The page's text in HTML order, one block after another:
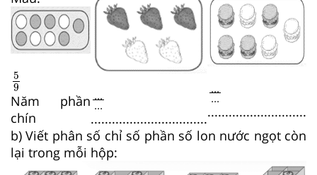
5
9
5
Năm phần
chín
...
...
......
.................................
...
...
......
............................
b) Viết phân số chỉ số phần số lon nước ngọt còn
lại trong mỗi hộp: